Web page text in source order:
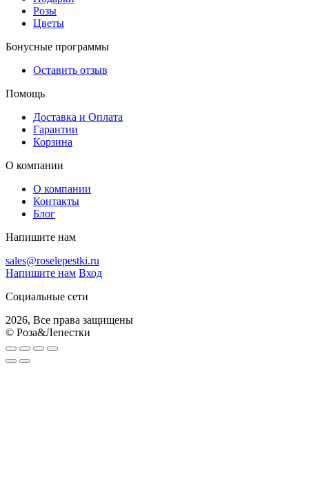
Розы
Цветы
Бонусные программы
Оставить отзыв
Помощь
Доставка и Оплата
Гарантии
Корзина
О компании
О компании
Контакты
Блог
Напишите нам
sales@roselepestki.ru
Напишите нам Вход
Социальные сети
2026, Все права защищены
© Роза&Лепестки